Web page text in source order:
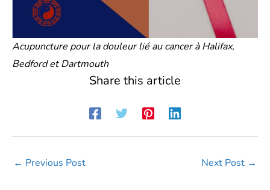
Acupuncture pour la douleur lié au cancer à Halifax,
Bedford et Dartmouth
Share this article
← Previous Post Next Post →